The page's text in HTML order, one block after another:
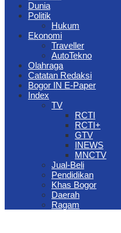
Dunia
Politik
Hukum
Ekonomi
Traveller
AutoTekno
Olahraga
Catatan Redaksi
Bogor IN E-Paper
Index
TV
RCTI
RCTI+
GTV
INEWS
MNCTV
Jual-Beli
Pendidikan
Khas Bogor
Daerah
Ragam